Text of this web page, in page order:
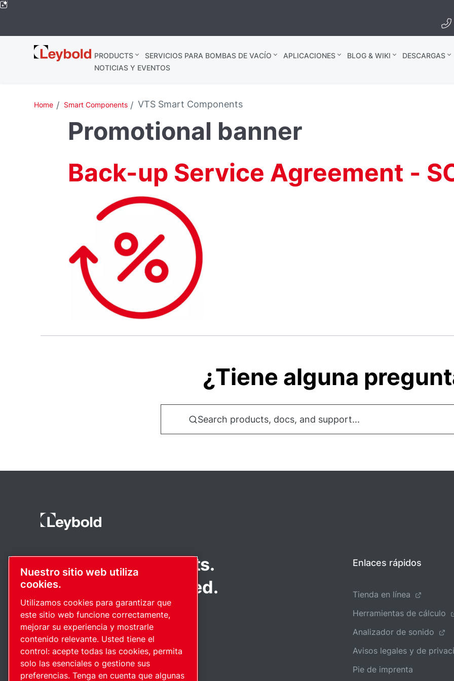
Leybold
Global
PRODUCTS SERVICIOS PARA BOMBAS DE VACÍO APLICACIONES BLOG & WIKI
DESCARGAS
NOTICIAS Y EVENTOS
Home Smart Components VTS Smart Components
Promotional banner
Back-up Service Agreement -
¿Tiene alguna
Search products, docs, and support...
Pioneering products.
Passionately applied.
Enlaces rápidos
Tienda en línea
Herramientas de cálculo
Analizador de sonido
Avisos legales y de
Pie de imprenta
Nuestro sitio web utiliza
cookies.
Utilizamos cookies para garantizar que
este sitio web funcione correctamente,
mejorar su experiencia y mostrarle
contenido relevante. Usted tiene el
control: acepte todas las cookies, permita
solo las esenciales o gestione sus
preferencias. Tenga en cuenta que algunas